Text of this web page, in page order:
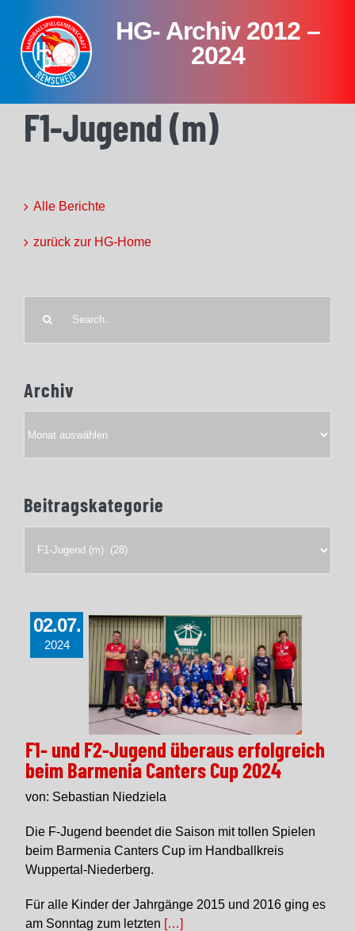
content
HG- Archiv 2012 –
2024
F1-Jugend (m)
02.07.
2024
F1- und F2-Jugend überaus erfolgreich
beim Barmenia Canters Cup 2024
von: Sebastian Niedziela
Die F-Jugend beendet die Saison mit tollen Spielen
beim Barmenia Canters Cup im Handballkreis
Wuppertal-Niederberg.
Für alle Kinder der Jahrgänge 2015 und 2016 ging es
am Sonntag zum letzten […]
Alle Berichte
zurück zur HG-Home
Archiv
Beitragskategorie